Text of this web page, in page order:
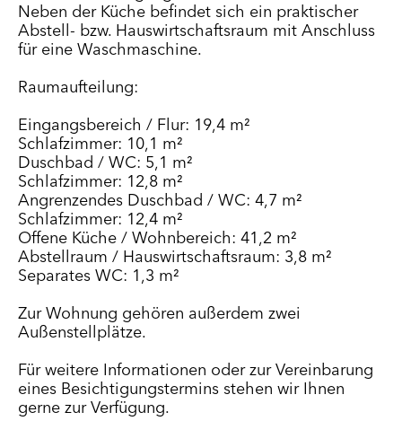
Neben der Küche befindet sich ein praktischer
Abstell- bzw. Hauswirtschaftsraum mit Anschluss
für eine Waschmaschine.
Raumaufteilung:
Eingangsbereich / Flur: 19,4 m²
Schlafzimmer: 10,1 m²
Duschbad / WC: 5,1 m²
Schlafzimmer: 12,8 m²
Angrenzendes Duschbad / WC: 4,7 m²
Schlafzimmer: 12,4 m²
Offene Küche / Wohnbereich: 41,2 m²
Abstellraum / Hauswirtschaftsraum: 3,8 m²
Separates WC: 1,3 m²
Zur Wohnung gehören außerdem zwei
Außenstellplätze.
Für weitere Informationen oder zur Vereinbarung
eines Besichtigungstermins stehen wir Ihnen
gerne zur Verfügung.